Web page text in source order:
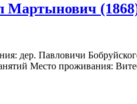
дер. Павловичи
Место проживания: